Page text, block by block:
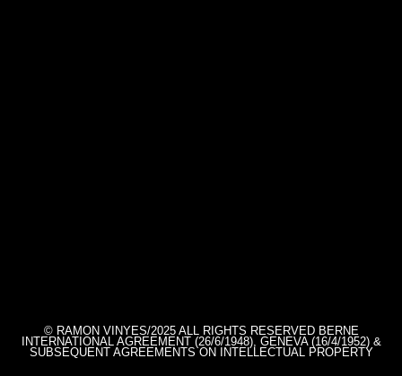
© RAMON VINYES/2025 ALL RIGHTS RESERVED BERNE
INTERNATIONAL AGREEMENT (26/6/1948), GENEVA (16/4/1952) &
SUBSEQUENT AGREEMENTS ON INTELLECTUAL PROPERTY